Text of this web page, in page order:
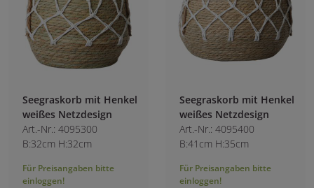
Seegraskorb mit Henkel
weißes Netzdesign
Art.-Nr.: 4095300
B:32cm H:32cm
Für Preisangaben bitte
einloggen!
Seegraskorb mit Henkel
weißes Netzdesign
Art.-Nr.: 4095400
B:41cm H:35cm
Für Preisangaben bitte
einloggen!